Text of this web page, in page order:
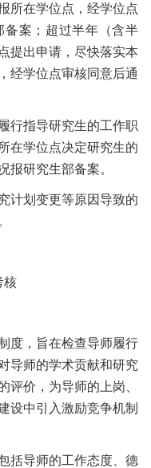
所在学位点，经学位点
备案；超过半年（含半
提出申请，尽快落实本
经学位点审核同意后通
行指导研究生的工作职
在学位点决定研究生的
报研究生部备案。
计划变更等原因导致的
核
度，旨在检查导师履行
导师的学术贡献和研究
评价，为导师的上岗、
设中引入激励竞争机制
括导师的工作态度、德